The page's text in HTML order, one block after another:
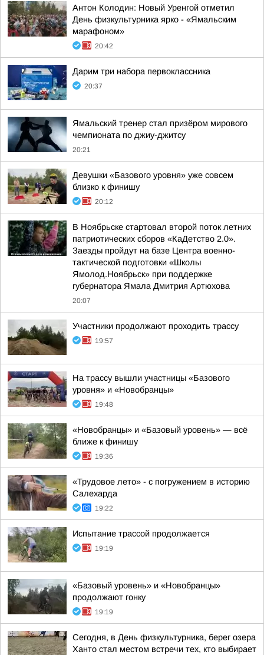
Антон Колодин: Новый Уренгой отметил
День физкультурника ярко - «Ямальским
марафоном»
20:42
Дарим три набора первоклассника
20:37
Ямальский тренер стал призёром мирового
чемпионата по джиу-джитсу
20:21
Девушки «Базового уровня» уже совсем
близко к финишу
20:12
В Ноябрьске стартовал второй поток летних
патриотических сборов «КаДетство 2.0».
Заезды пройдут на базе Центра военно-
тактической подготовки «Школы
Ямолод.Ноябрьск» при поддержке
губернатора Ямала Дмитрия Артюхова
20:07
Участники продолжают проходить трассу
19:57
На трассу вышли участницы «Базового
уровня» и «Новобранцы»
19:48
«Новобранцы» и «Базовый уровень» — всё
ближе к финишу
19:36
«Трудовое лето» - с погружением в историю
Салехарда
19:22
Испытание трассой продолжается
19:19
«Базовый уровень» и «Новобранцы»
продолжают гонку
19:19
Сегодня, в День физкультурника, берег озера
Ханто стал местом встречи тех, кто выбирает